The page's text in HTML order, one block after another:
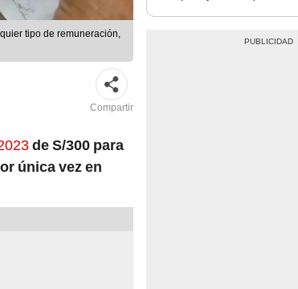
tipo de remuneración,
Compartir
de S/300 para
única vez en